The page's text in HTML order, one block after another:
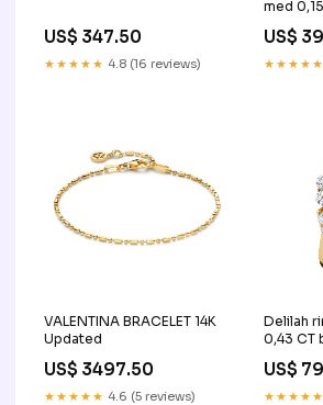
US$ 347.50
★★★★★ 4.8 (16 reviews)
med
US$
★★★★★
VALENTINA BRACELET 14K
Updated
US$ 3497.50
★★★★★ 4.6 (5 reviews)
Delilah
0,43 CT
US$
★★★★★